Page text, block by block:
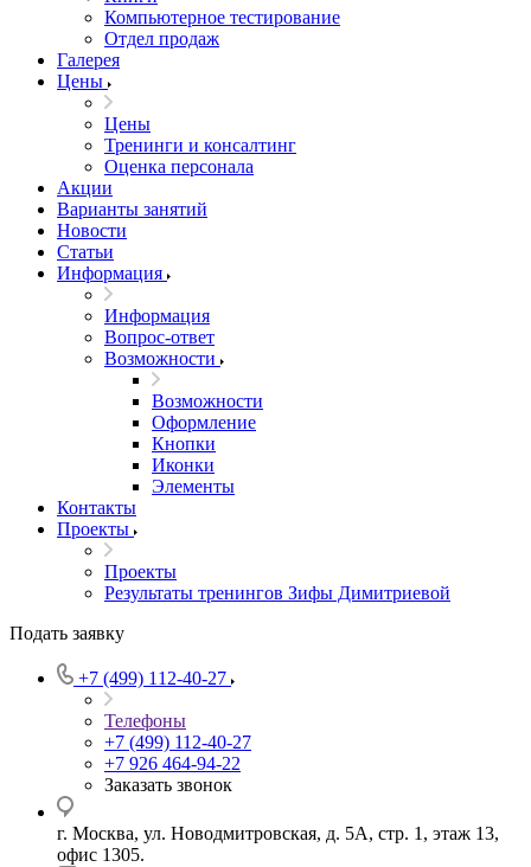
Компьютерное тестирование
Отдел продаж
Галерея
Цены
Цены
Тренинги и консалтинг
Оценка персонала
Акции
Варианты занятий
Новости
Статьи
Информация
Информация
Вопрос-ответ
Возможности
Возможности
Оформление
Кнопки
Иконки
Элементы
Контакты
Проекты
Проекты
Результаты тренингов Зифы Димитриевой
Подать заявку
+7 (499) 112-40-27
Телефоны
+7 (499) 112-40-27
+7 926 464-94-22
Заказать звонок
г. Москва, ул. Новодмитровская, д. 5А, стр. 1, этаж 13,
офис 1305.